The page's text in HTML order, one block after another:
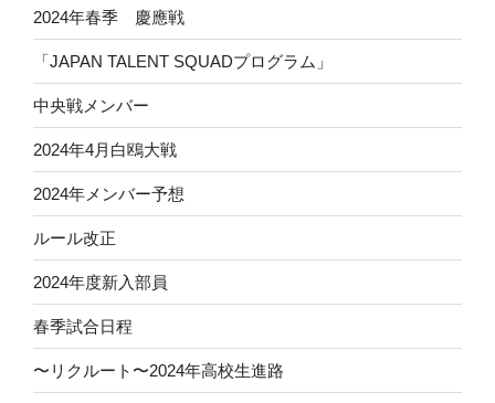
2024年春季 慶應戦
「JAPAN TALENT SQUADプログラム」
中央戦メンバー
2024年4月白鴎大戦
2024年メンバー予想
ルール改正
2024年度新入部員
春季試合日程
〜リクルート〜2024年高校生進路